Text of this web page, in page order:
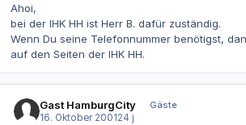
Ahoi,
bei der IHK HH ist Herr B. dafür zuständig.
Wenn Du seine Telefonnummer benötigst,
auf den Seiten der IHK HH.
Gast HamburgCity
Gäste
16. Oktober 2001 24 j